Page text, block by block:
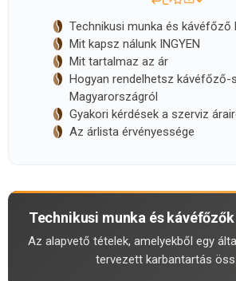
Technikusi munka és kávéfőző
Mit kapsz nálunk INGYEN
Mit tartalmaz az ár
Hogyan rendelhetsz kávéfőző-
Magyarországról
Gyakori kérdések a szerviz
Az árlista érvényessége
Technikusi munka és
Az alapvető tételek, amelyekből egy
tervezett karbantartás